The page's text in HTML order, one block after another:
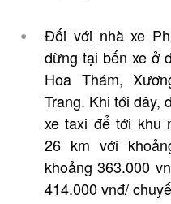
Đối với nhà xe
dừng tại bến xe ở
Hoa Thám,
Trang. Khi tới đây,
xe taxi để tới khu
26 km với
khoảng 363.000
414.000 vnđ/